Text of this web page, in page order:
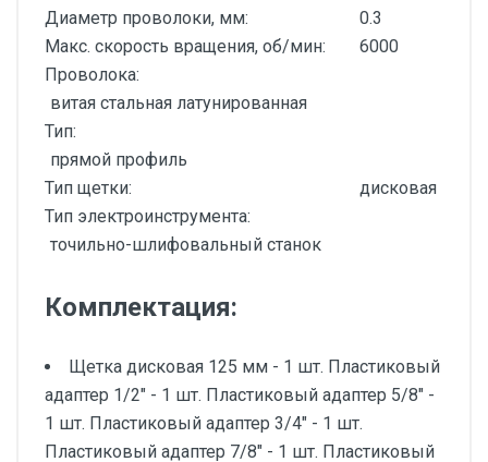
Диаметр проволоки, мм:
0.3
Макс. скорость вращения, об/мин:
6000
Проволока:
витая стальная латунированная
Тип:
прямой профиль
Тип щетки:
дисковая
Тип электроинструмента:
точильно-шлифовальный станок
Комплектация:
Щетка дисковая 125 мм - 1 шт. Пластиковый
адаптер 1/2" - 1 шт. Пластиковый адаптер 5/8" -
1 шт. Пластиковый адаптер 3/4" - 1 шт.
Пластиковый адаптер 7/8" - 1 шт. Пластиковый